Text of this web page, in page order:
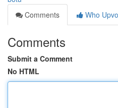
Comments
Who
Comments
Submit a Comment
No HTML